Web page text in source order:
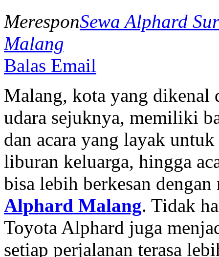
MeresponSewa Alphard
Malang
Balas Email
Malang, kota yang dikenal
udara sejuknya, memiliki
dan acara yang layak
liburan keluarga, hingga
bisa lebih berkesan
Alphard Malang. Tidak
Toyota Alphard juga
setiap perjalanan terasa